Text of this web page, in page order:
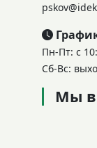
Пн-Пт: с
Сб-Вс:
Мы в